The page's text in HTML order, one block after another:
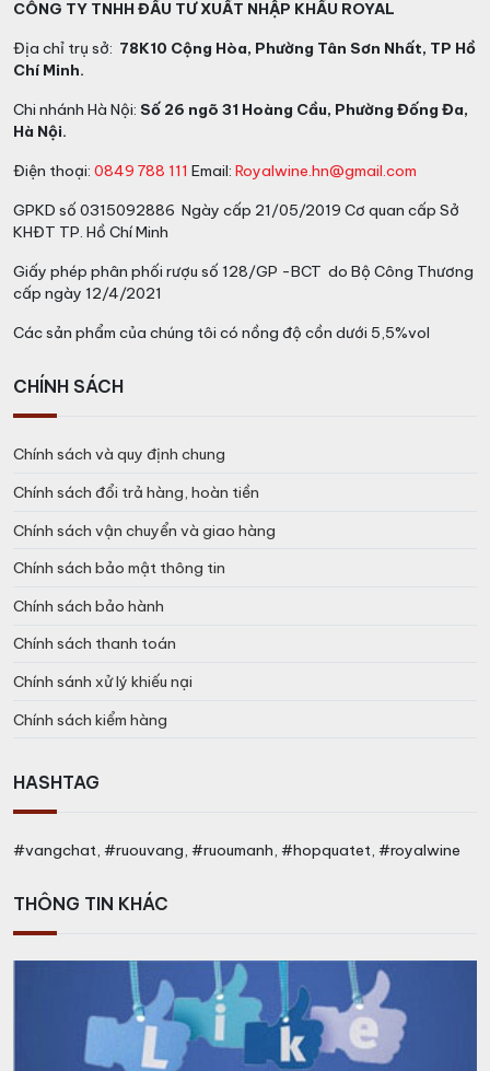
CÔNG TY TNHH ĐẦU TƯ XUẤT NHẬP KHẨU ROYAL
Địa chỉ trụ sở: 78K10 Cộng Hòa, Phường Tân Sơn Nhất, TP Hồ
Chí Minh.
Chi nhánh Hà Nội: Số 26 ngõ 31 Hoàng Cầu, Phường Đống Đa,
Hà Nội.
Điện thoại: 0849 788 111 Email: Royalwine.hn@gmail.com
GPKD số 0315092886 Ngày cấp 21/05/2019 Cơ quan cấp Sở
KHĐT TP. Hồ Chí Minh
Giấy phép phân phối rượu số 128/GP -BCT do Bộ Công Thương
cấp ngày 12/4/2021
Các sản phẩm của chúng tôi có nồng độ cồn dưới 5,5%vol
CHÍNH SÁCH
Chính sách và quy định chung
Chính sách đổi trả hàng, hoàn tiền
Chính sách vận chuyển và giao hàng
Chính sách bảo mật thông tin
Chính sách bảo hành
Chính sách thanh toán
Chính sánh xử lý khiếu nại
Chính sách kiểm hàng
HASHTAG
#vangchat, #ruouvang, #ruoumanh, #hopquatet, #royalwine
THÔNG TIN KHÁC